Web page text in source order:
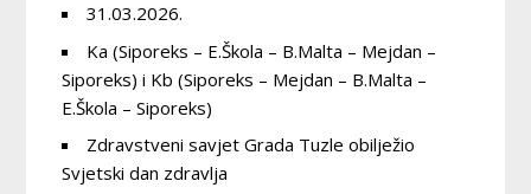
31.03.2026.
Ka (Siporeks – E.Škola – B.Malta – Mejdan –
Siporeks) i Kb (Siporeks – Mejdan – B.Malta –
E.Škola – Siporeks)
Zdravstveni savjet Grada Tuzle obilježio
Svjetski dan zdravlja